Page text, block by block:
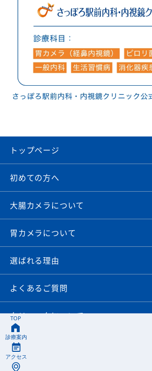
トップページ
初めての方へ
大腸カメラについて
胃カメラについて
選ばれる理由
よくあるご質問
クリニックについて
Web予約